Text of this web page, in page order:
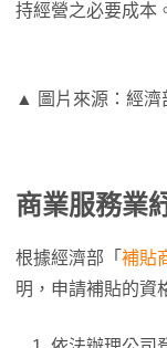
持經營之必要成本
▲ 圖片來源：經濟
商業服務業
根據經濟部「 補貼
明，申請補貼的資